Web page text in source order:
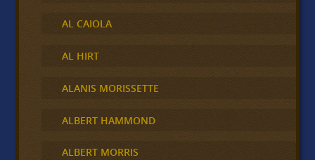
AL CAIOLA
AL HIRT
ALANIS MORISSETTE
ALBERT HAMMOND
ALBERT MORRIS